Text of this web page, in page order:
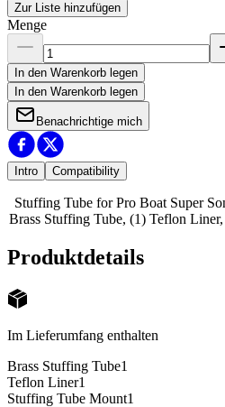
Zur Liste hinzufügen
Menge
In den Warenkorb legen
In den Warenkorb legen
Benachrichtige mich
Intro Compatibility
Stuffing Tube for Pro Boat Super
Brass Stuffing Tube, (1) Teflon
Produktdetails
Im Lieferumfang enthalten
Brass Stuffing Tube1
Teflon Liner1
Stuffing Tube Mount1